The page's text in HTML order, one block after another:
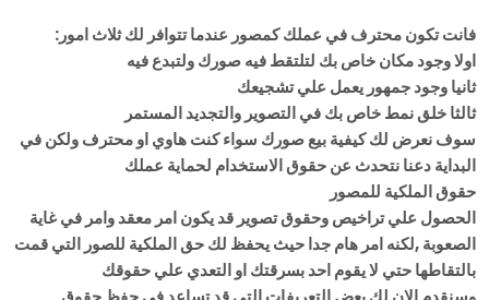
فانت تكون محترف في عملك كمصور عندما تتوافر لك ثلاث امور:
اولا وجود مكان خاص بك لتلتقط فيه صورك ولتبدع فيه
ثانيا وجود جمهور يعمل علي تشجيعك
ثالثا خلق نمط خاص بك في التصوير والتجديد المستمر
سوف نعرض لك كيفية بيع صورك سواء كنت هاوي او محترف ولكن في
البداية دعنا نتحدث عن حقوق الاستخدام لحماية عملك
حقوق الملكية للمصور
الحصول علي تراخيص وحقوق تصوير قد يكون امر معقد وامر في غاية
الصعوبة ,لكنه امر هام جدا حيث يحفظ لك حق الملكية للصور التي قمت
بالتقاطها حتي لا يقوم احد بسرقتك او التعدي علي حقوقك